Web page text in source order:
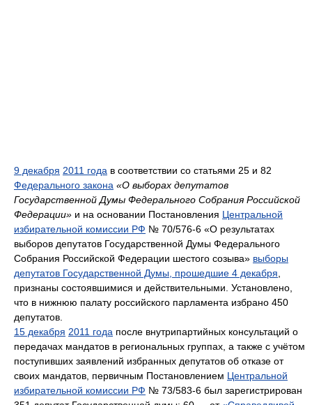
9 декабря 2011 года в соответствии со статьями 25 и 82
Федерального закона «О выборах депутатов
Государственной Думы Федерального Собрания Российской
Федерации» и на основании Постановления Центральной
избирательной комиссии РФ № 70/576-6 «О результатах
выборов депутатов Государственной Думы Федерального
Собрания Российской Федерации шестого созыва» выборы
депутатов Государственной Думы, прошедшие 4 декабря
признаны состоявшимися и действительными. Установлено,
что в нижнюю палату российского парламента избрано 450
депутатов.
15 декабря 2011 года после внутрипартийных консультаций о
передачах мандатов в региональных группах, а также с учётом
поступивших заявлений избранных депутатов об отказе от
своих мандатов, первичным Постановлением Центральной
избирательной комиссии РФ № 73/583-6 был зарегистрирован